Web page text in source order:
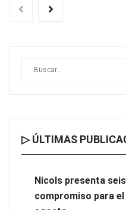
eclipse solar del 12 de agosto
‘El ransomware se puede
▷ ÚLTIMAS
Nicols presenta
compromiso para